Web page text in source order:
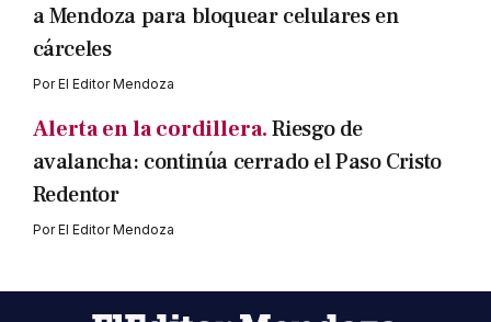
a Mendoza para bloquear celulares en
cárceles
PorEl Editor Mendoza
Alerta en la cordillera.Riesgo de
avalancha: continúa cerrado el Paso Cristo
Redentor
PorEl Editor Mendoza